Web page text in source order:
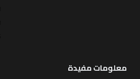
معلومات مفيدة